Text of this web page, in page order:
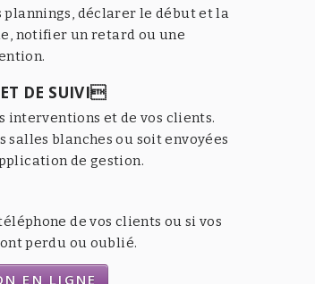
plannings, déclarer le début et la
notifier un retard ou une
DE SUIVI
interventions et de vos clients.
salles blanches ou soit envoyées
de gestion.
de vos clients ou si vos
perdu ou oublié.
EN LIGNE